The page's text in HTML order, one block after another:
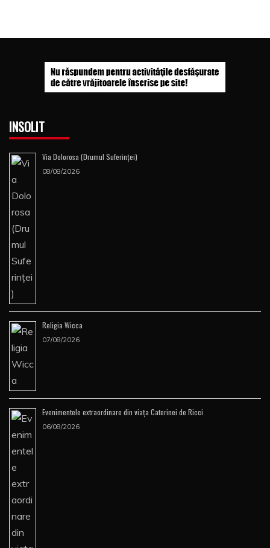
INSOLIT
Via Dolorosa (Drumul Suferinţei)
08/08/2026
Religia Wicca
07/08/2026
Evenimentele extraordinare din viața Caterinei de Ricci
06/08/2026